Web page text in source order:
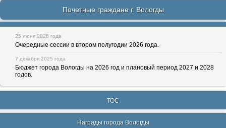
Почетные граждане г. Вологды
25 июня 2026 года
Очередные сессии в втором полугодии 2026 года.
7 декабря 2025 года
Бюджет города Вологды на 2026 год и плановый период 2027 и 2028
годов.
ТОС
Награды города Вологды